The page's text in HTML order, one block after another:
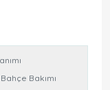
Bakımı